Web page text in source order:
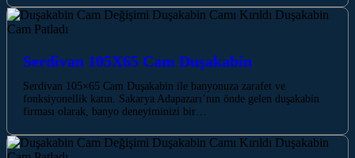
Serdivan 105X65 Cam Duşakabin
Serdivan 105×65 Cam Duşakabin ile banyonuza zarafet ve
fonksiyonellik katın. Sakarya Adapazarı’nın önde gelen duşakabin
firması olarak, banyo deneyiminizi bir…